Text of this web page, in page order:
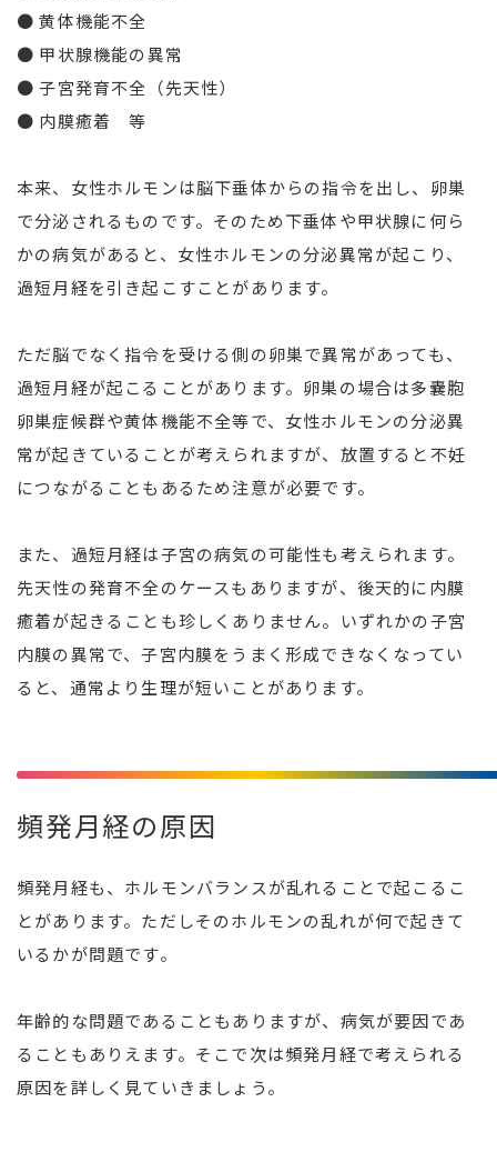
● 黄体機能不全
● 甲状腺機能の異常
● 子宮発育不全（先天性）
● 内膜癒着 等
本来、女性ホルモンは脳下垂体からの指令を出し、卵巣
で分泌されるものです。そのため下垂体や甲状腺に何ら
かの病気があると、女性ホルモンの分泌異常が起こり、
過短月経を引き起こすことがあります。
ただ脳でなく指令を受ける側の卵巣で異常があっても、
過短月経が起こることがあります。卵巣の場合は多嚢胞
卵巣症候群や黄体機能不全等で、女性ホルモンの分泌異
常が起きていることが考えられますが、放置すると不妊
につながることもあるため注意が必要です。
また、過短月経は子宮の病気の可能性も考えられます。
先天性の発育不全のケースもありますが、後天的に内膜
癒着が起きることも珍しくありません。いずれかの子宮
内膜の異常で、子宮内膜をうまく形成できなくなってい
ると、通常より生理が短いことがあります。
頻発月経の原因
頻発月経も、ホルモンバランスが乱れることで起こるこ
とがあります。ただしそのホルモンの乱れが何で起きて
いるかが問題です。
年齢的な問題であることもありますが、病気が要因であ
ることもありえます。そこで次は頻発月経で考えられる
原因を詳しく見ていきましょう。